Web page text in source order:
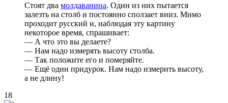
Стоят два молдаванина. Один из них пытается
залезть на столб и постоянно сползает вниз. Мимо
проходит русский и, наблюдая эту картину
некоторое время, спрашивает:
— А что это вы делаете?
— Нам надо измерять высоту столба.
— Так положите его и померяйте.
— Ещё один придурок. Нам надо измерить высоту,
а не длину!
18